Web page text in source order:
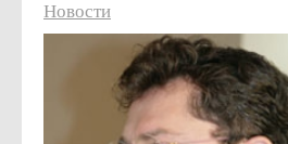
Новости